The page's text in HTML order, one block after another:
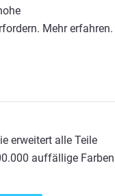
Mehr erfahren.
erweitert alle Teile
auffällige Farben